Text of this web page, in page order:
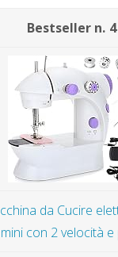
4
da Cucire
con 2 velocità e